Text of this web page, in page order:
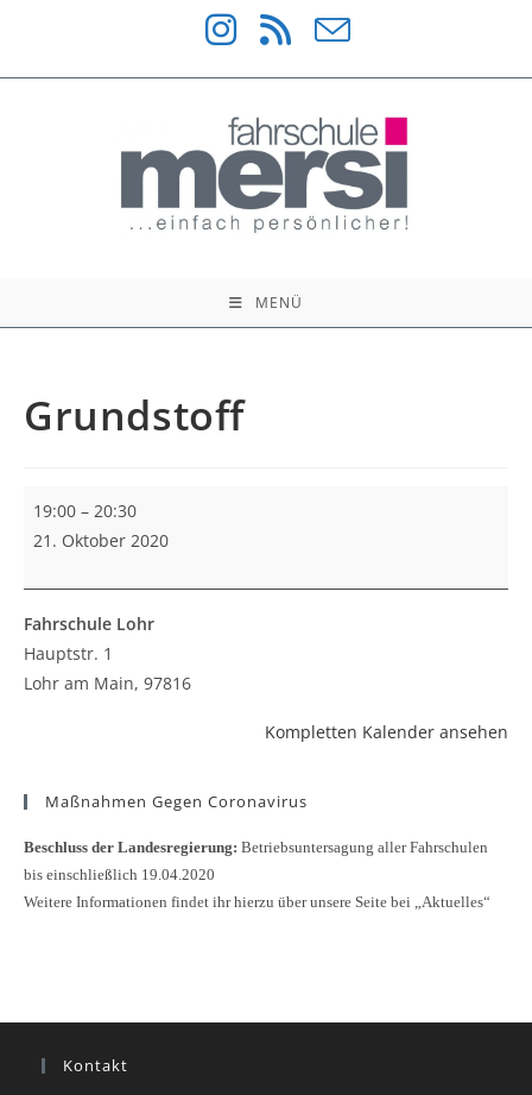
springen
MENÜ
Grundstoff
19:00 – 20:30
21. Oktober 2020
Fahrschule Lohr
Hauptstr. 1
Lohr am Main, 97816
Kompletten Kalender ansehen
Maßnahmen Gegen Coronavirus
Beschluss der Landesregierung: Betriebsuntersagung aller Fahrschulen
bis einschließlich 19.04.2020
Weitere Informationen findet ihr hierzu über unsere Seite bei „Aktuelles“
Kontakt